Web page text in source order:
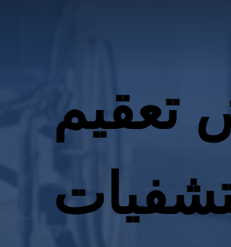
تعقيم